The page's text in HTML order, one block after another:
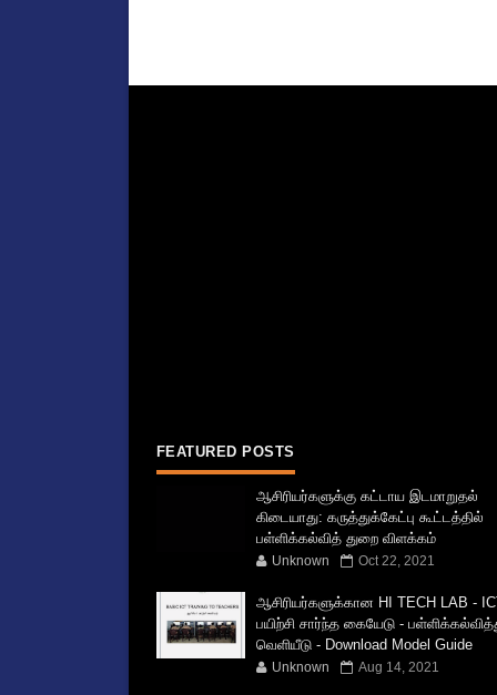
FEATURED POSTS
ஆசிரியர்களுக்கு கட்டாய இடமாறுதல்
கிடையாது: கருத்துக்கேட்பு கூட்டத்தில்
பள்ளிக்கல்வித் துறை விளக்கம்
Unknown Oct 22, 2021
ஆசிரியர்களுக்கான HI TECH LAB -
பயிற்சி சார்ந்த கையேடு -
வெளியீடு - Download Model Guide
Unknown Aug 14, 2021